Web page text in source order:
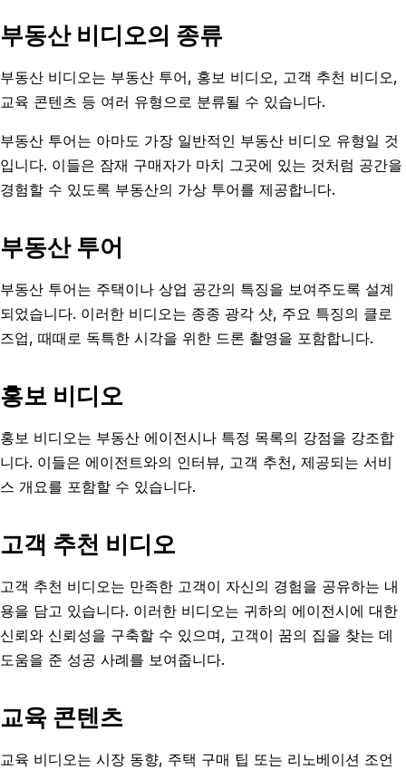
부동산 비디오의 종류
부동산 비디오는 부동산 투어, 홍보 비디오, 고객 추천 비디오,
교육 콘텐츠 등 여러 유형으로 분류될 수 있습니다.
부동산 투어는 아마도 가장 일반적인 부동산 비디오 유형일 것
입니다. 이들은 잠재 구매자가 마치 그곳에 있는 것처럼 공간을
경험할 수 있도록 부동산의 가상 투어를 제공합니다.
부동산 투어
부동산 투어는 주택이나 상업 공간의 특징을 보여주도록 설계
되었습니다. 이러한 비디오는 종종 광각 샷, 주요 특징의 클로
즈업, 때때로 독특한 시각을 위한 드론 촬영을 포함합니다.
홍보 비디오
홍보 비디오는 부동산 에이전시나 특정 목록의 강점을 강조합
니다. 이들은 에이전트와의 인터뷰, 고객 추천, 제공되는 서비
스 개요를 포함할 수 있습니다.
고객 추천 비디오
고객 추천 비디오는 만족한 고객이 자신의 경험을 공유하는 내
용을 담고 있습니다. 이러한 비디오는 귀하의 에이전시에 대한
신뢰와 신뢰성을 구축할 수 있으며, 고객이 꿈의 집을 찾는 데
도움을 준 성공 사례를 보여줍니다.
교육 콘텐츠
교육 비디오는 시장 동향, 주택 구매 팁 또는 리노베이션 조언